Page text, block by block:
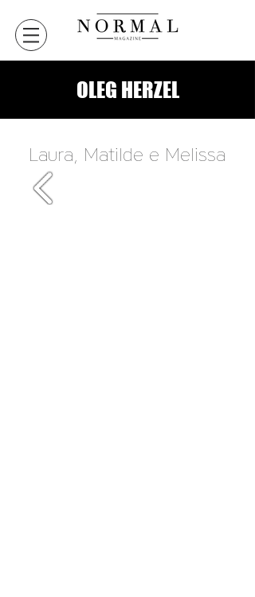
OLEG HERZEL
Laura, Matilde e Melissa